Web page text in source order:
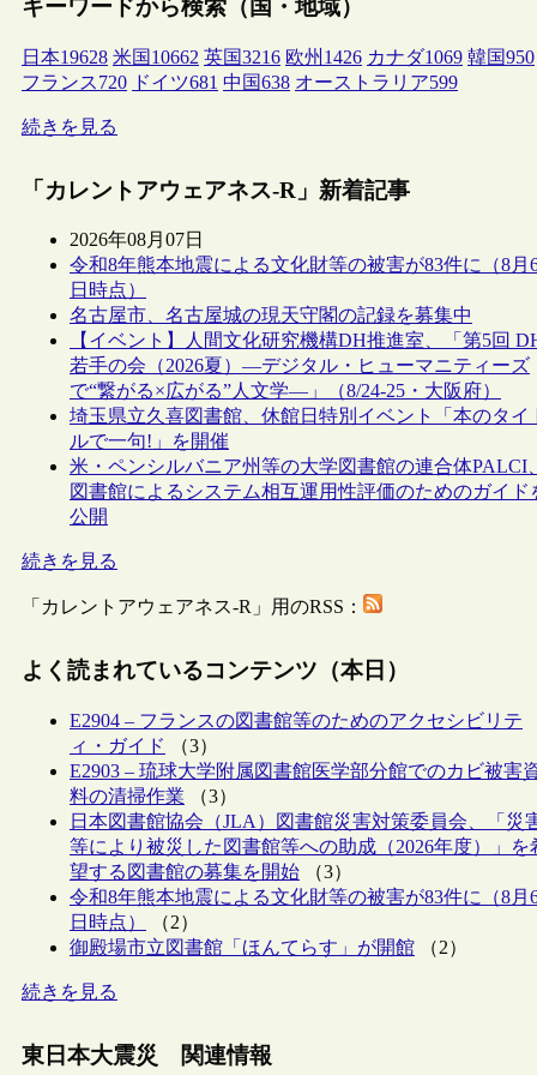
キーワードから検索（国・地域）
日本19628 米国 10662 英国3216 欧州 1426 カナダ1069 韓国950
フランス720 ドイツ681 中国638 オーストラリア599
続きを見る
「カレントアウェアネス-R」新着記事
2026年08月07日
令和8年熊本地震による文化財等の被害が83件に（8月
日時点）
名古屋市、名古屋城の現天守閣の記録を募集中
【イベント】人間文化研究機構DH推進室、「第5回
若手の会（2026夏）―デジタル・ヒューマニティーズ
で“繋がる×広がる”人文学―」（8/24-25・大阪府）
埼玉県立久喜図書館、休館日特別イベント「本のタイ
ルで一句!」を開催
米・ペンシルバニア州等の大学図書館の連合体PALCI、
図書館によるシステム相互運用性評価のためのガイド
公開
続きを見る
「カレントアウェアネス-R」用のRSS：
よく読まれているコンテンツ（本日）
E2904 – フランスの図書館等のためのアクセシビリテ
ィ・ガイド
（3）
E2903 – 琉球大学附属図書館医学部分館でのカビ被害
料の清掃作業 （3）
日本図書館協会（JLA）図書館災害対策委員会、「災
等により被災した図書館等への助成（2026年度）」を
望する図書館の募集を開始 （3）
令和8年熊本地震による文化財等の被害が83件に（8月
日時点）
（2）
御殿場市立図書館「ほんてらす」が開館 （2）
続きを見る
東日本大震災 関連情報